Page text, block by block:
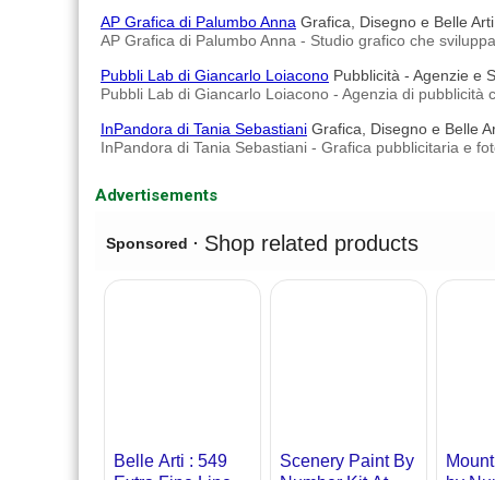
AP Grafica di Palumbo Anna Grafica, Disegno e Belle
AP Grafica di Palumbo Anna - Studio grafico che
Pubbli Lab di Giancarlo Loiacono Pubblicità - Agenzie e
Pubbli Lab di Giancarlo Loiacono - Agenzia di pubblicità
InPandora di Tania Sebastiani Grafica, Disegno e Belle
InPandora di Tania Sebastiani - Grafica pubblicitaria e
Advertisements